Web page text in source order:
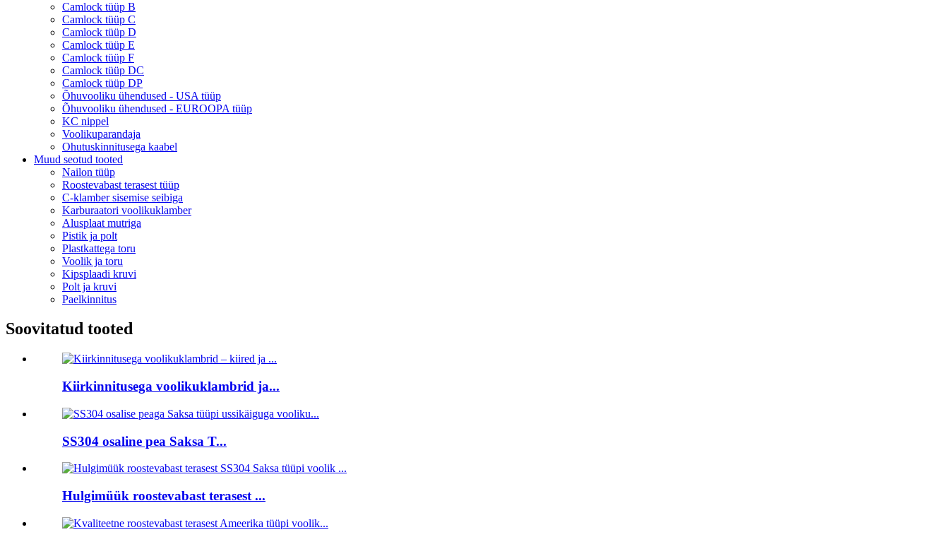
Camlock tüüp B
Camlock tüüp C
Camlock tüüp D
Camlock tüüp E
Camlock tüüp F
Camlock tüüp DC
Camlock tüüp DP
Õhuvooliku ühendused - USA tüüp
Õhuvooliku ühendused - EUROOPA tüüp
KC nippel
Voolikuparandaja
Ohutuskinnitusega kaabel
Muud seotud tooted
Nailon tüüp
Roostevabast terasest tüüp
C-klamber sisemise seibiga
Karburaatori voolikuklamber
Alusplaat mutriga
Pistik ja polt
Plastkattega toru
Voolik ja toru
Kipsplaadi kruvi
Polt ja kruvi
Paelkinnitus
Soovitatud tooted
Kiirkinnitusega voolikuklambrid ja...
SS304 osaline pea Saksa T...
Hulgimüük roostevabast terasest ...